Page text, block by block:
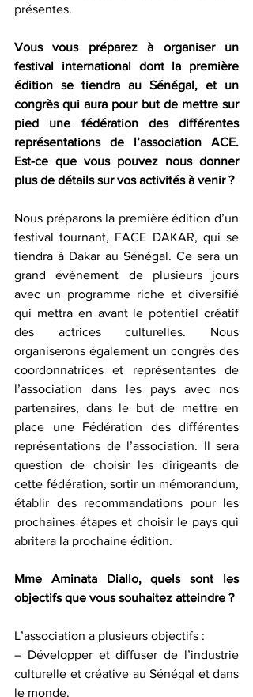
présentes.
Vous vous préparez à organiser un
festival international dont la première
édition se tiendra au Sénégal, et un
congrès qui aura pour but de mettre sur
pied une fédération des différentes
représentations de l’association ACE.
Est-ce que vous pouvez nous donner
plus de détails sur vos activités à venir ?
Nous préparons la première édition d’un
festival tournant, FACE DAKAR, qui se
tiendra à Dakar au Sénégal. Ce sera un
grand évènement de plusieurs jours
avec un programme riche et diversifié
qui mettra en avant le potentiel créatif
des actrices culturelles. Nous
organiserons également un congrès des
coordonnatrices et représentantes de
l’association dans les pays avec nos
partenaires, dans le but de mettre en
place une Fédération des différentes
représentations de l’association. Il sera
question de choisir les dirigeants de
cette fédération, sortir un mémorandum,
établir des recommandations pour les
prochaines étapes et choisir le pays qui
abritera la prochaine édition.
Mme Aminata Diallo, quels sont les
objectifs que vous souhaitez atteindre ?
L’association a plusieurs objectifs :
– Développer et diffuser de l’industrie
culturelle et créative au Sénégal et dans
le monde.